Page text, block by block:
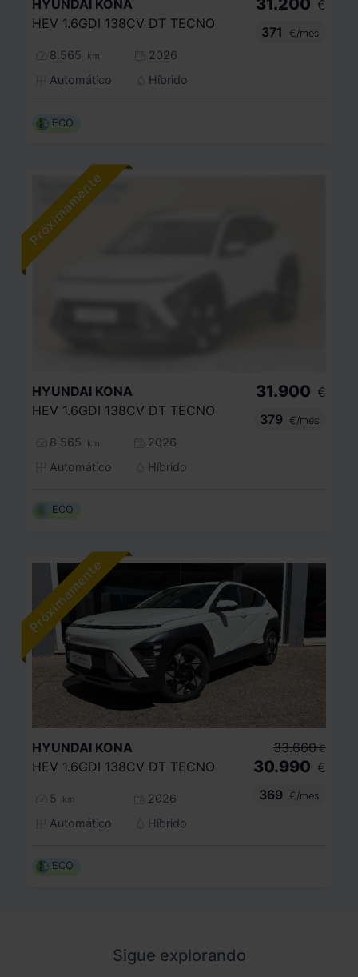
HYUNDAI KONA
HEV 1.6GDI 138CV DT TECNO
8.565 km
2026
Automático
Híbrido
31.200 €
371
€/mes
ECO
HYUNDAI KONA
HEV 1.6GDI 138CV DT TECNO
8.565 km
2026
Automático
Híbrido
31.900 €
379
€/mes
ECO
HYUNDAI KONA
HEV 1.6GDI 138CV DT TECNO
5 km
2026
Automático
Híbrido
33.660 €
30.990 €
369
€/mes
ECO
Sigue explorando